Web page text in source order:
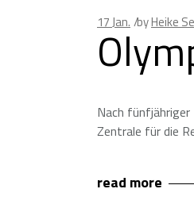
17Jan. byHeike
Nach fünfjähriger
Zentrale für die
read more